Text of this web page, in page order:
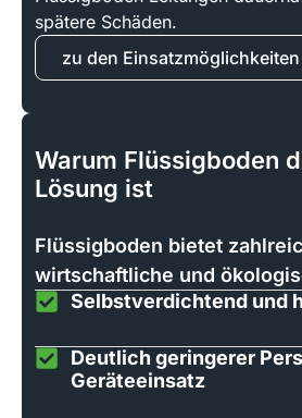
spätere Schäden.
zu den Einsatzmöglichkeiten
Warum Flüssigboden
Lösung ist
Flüssigboden bietet
wirtschaftliche und
Selbstverdichtend und
Deutlich geringerer
Geräteeinsatz